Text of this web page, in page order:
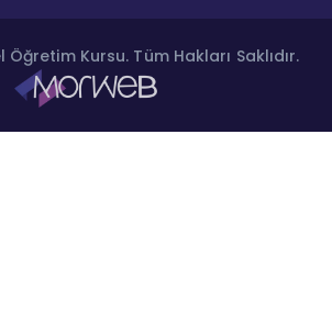
Öğretim Kursu. Tüm Hakları Saklıdır.